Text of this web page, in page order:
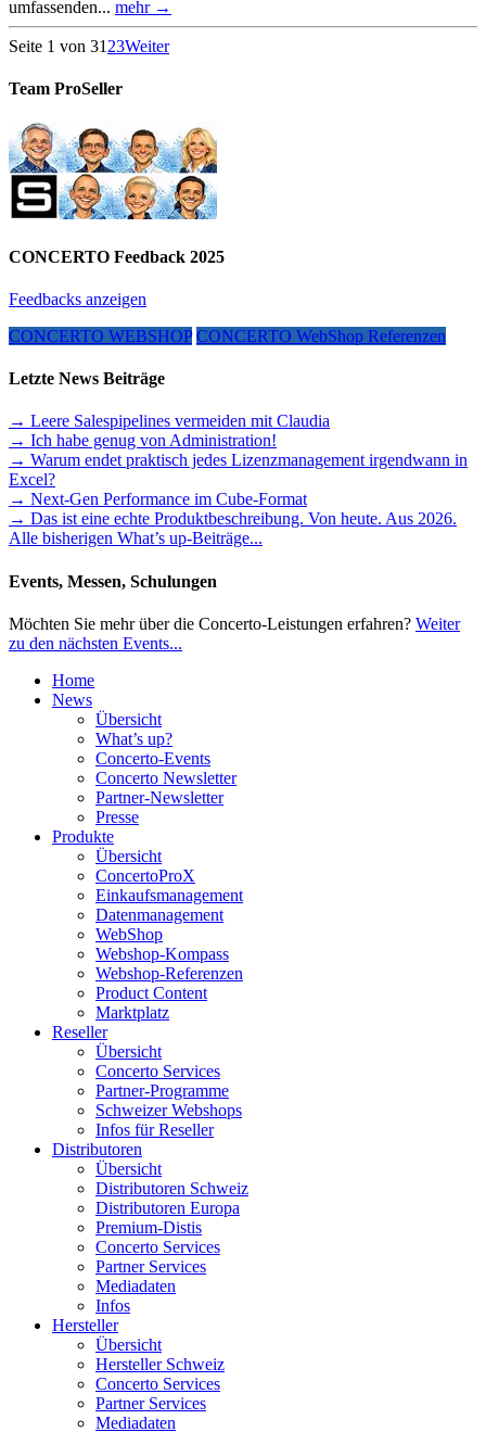
umfassenden... mehr →
Seite 1 von 31 23Weiter
Team ProSeller
CONCERTO Feedback 2025
Feedbacks anzeigen
CONCERTO WEBSHOP CONCERTO WebShop Referenzen
Letzte News Beiträge
→ Leere Salespipelines vermeiden mit Claudia
→ Ich habe genug von Administration!
→ Warum endet praktisch jedes Lizenzmanagement irgendwann in
Excel?
→ Next-Gen Performance im Cube-Format
→ Das ist eine echte Produktbeschreibung. Von heute. Aus 2026.
Alle bisherigen What’s up-Beiträge...
Events, Messen, Schulungen
Möchten Sie mehr über die Concerto-Leistungen erfahren? Weiter
zu den nächsten Events...
Home
News
Übersicht
What’s up?
Concerto-Events
Concerto Newsletter
Partner-Newsletter
Presse
Produkte
Übersicht
ConcertoProX
Einkaufsmanagement
Datenmanagement
WebShop
Webshop-Kompass
Webshop-Referenzen
Product Content
Marktplatz
Reseller
Übersicht
Concerto Services
Partner-Programme
Schweizer Webshops
Infos für Reseller
Distributoren
Übersicht
Distributoren Schweiz
Distributoren Europa
Premium-Distis
Concerto Services
Partner Services
Mediadaten
Infos
Hersteller
Übersicht
Hersteller Schweiz
Concerto Services
Partner Services
Mediadaten